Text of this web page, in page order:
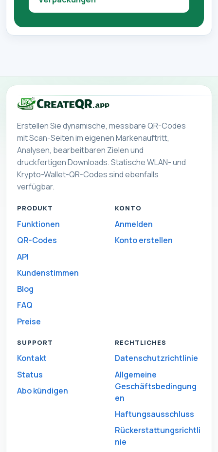
Erstellen Sie dynamische, messbare QR-Codes
mit Scan-Seiten im eigenen Markenauftritt,
Analysen, bearbeitbaren Zielen und
druckfertigen Downloads. Statische WLAN- und
Krypto-Wallet-QR-Codes sind ebenfalls
verfügbar.
PRODUKT
Funktionen
QR-Codes
API
Kundenstimmen
Blog
FAQ
Preise
KONTO
Anmelden
Konto erstellen
SUPPORT
Kontakt
Status
Abo kündigen
RECHTLICHES
Datenschutzrichtlinie
Allgemeine
Geschäftsbedingung
en
Haftungsausschluss
Rückerstattungsrichtli
nie